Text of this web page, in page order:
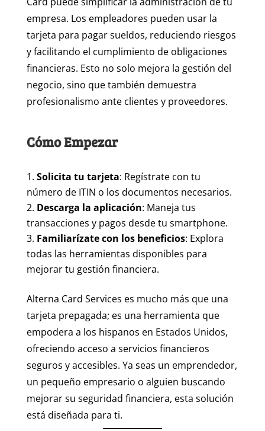
empresa. Los empleadores pueden usar la
tarjeta para pagar sueldos, reduciendo riesgos
y facilitando el cumplimiento de obligaciones
financieras. Esto no solo mejora la gestión del
negocio, sino que también demuestra
profesionalismo ante clientes y proveedores.
Cómo Empezar
Solicita tu tarjeta: Regístrate con tu
número de ITIN o los documentos necesarios.
Descarga la aplicación: Maneja tus
transacciones y pagos desde tu smartphone.
Familiarízate con los beneficios: Explora
todas las herramientas disponibles para
mejorar tu gestión financiera.
Alterna Card Services es mucho más que una
tarjeta prepagada; es una herramienta que
empodera a los hispanos en Estados Unidos,
ofreciendo acceso a servicios financieros
seguros y accesibles. Ya seas un emprendedor,
un pequeño empresario o alguien buscando
mejorar su seguridad financiera, esta solución
está diseñada para ti.